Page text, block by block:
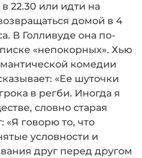
22.30 или идти на
домой в 4
В Голливуде она по-
«непокорных». Хью
комедии
«Ее шуточки
в регби. Иногда я
словно старая
«Я говорю то, что
условности и
друг перед другом